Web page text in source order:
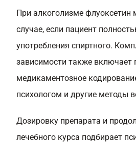
При алкоголизме
случае, если пациент
употребления спиртного.
зависимости также включает
медикаментозное
психологом и другие методы
Дозировку препарата и
лечебного курса подбирает